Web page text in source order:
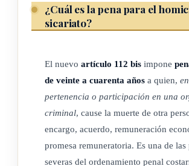
¿Cuál es la pena para el
sicariato?
El nuevo artículo 112 bis impone
de veinte a cuarenta años a quien,
pertenencia o participación en una
criminal, cause la muerte de otra
encargo, acuerdo, remuneración
promesa remuneratoria. Es una de las
severas del ordenamiento penal